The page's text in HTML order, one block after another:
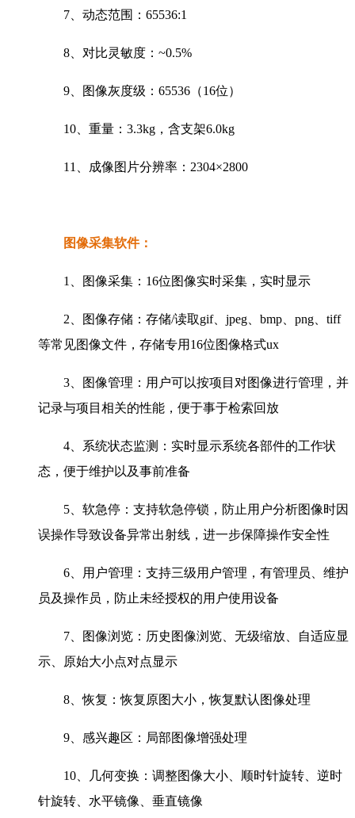
7、动态范围：65536:1
8、对比灵敏度：~0.5%
9、图像灰度级：65536（16位）
10、重量：3.3kg，含支架6.0kg
11、成像图片分辨率：2304×2800
图像采集软件：
1、图像采集：16位图像实时采集，实时显示
2、图像存储：存储/读取gif、jpeg、bmp、png、tiff
等常见图像文件，存储专用16位图像格式ux
3、图像管理：用户可以按项目对图像进行管理，并
记录与项目相关的性能，便于事于检索回放
4、系统状态监测：实时显示系统各部件的工作状
态，便于维护以及事前准备
5、软急停：支持软急停锁，防止用户分析图像时因
误操作导致设备异常出射线，进一步保障操作安全性
6、用户管理：支持三级用户管理，有管理员、维护
员及操作员，防止未经授权的用户使用设备
7、图像浏览：历史图像浏览、无级缩放、自适应显
示、原始大小点对点显示
8、恢复：恢复原图大小，恢复默认图像处理
9、感兴趣区：局部图像增强处理
10、几何变换：调整图像大小、顺时针旋转、逆时
针旋转、水平镜像、垂直镜像